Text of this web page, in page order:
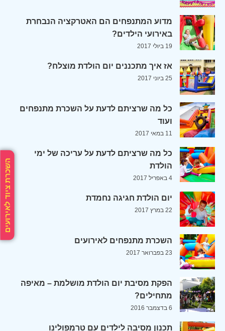
השכרת ציוד לאירועים
מדוע המתנפחים הם האטרקציה הנבחרת
באירועי הילדים?
19 ביולי 2017
אז איך מתכננים יום הולדת מוצלח?
25 ביוני 2017
כל מה שרציתם לדעת על השכרת מתנפחים
ועוד
11 במאי 2017
כל מה שרציתם לדעת על עריכה של ימי
הולדת
4 באפריל 2017
יום הולדת חגיגה נחמדת
22 במרץ 2017
השכרת מתנפחים לאירועים
23 בפברואר 2017
הפקת מסיבת יום הולדת מושלמת – מאיפה
מתחילים?
6 בדצמבר 2016
תכנון מסיבה לילדים עם טרמפולינו